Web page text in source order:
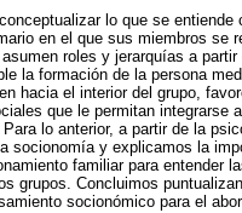
lo que se entiende
en el que sus miembros se
roles y jerarquías a partir
la formación de la persona
hacia el interior del grupo,
que le permitan integrarse
lo anterior, a partir de la
socionomía y explicamos la
familiar para entender
grupos. Concluimos
socionómico para el